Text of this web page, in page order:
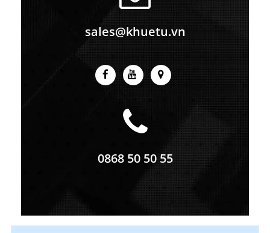
sales@khuetu.vn
0868 50 50 55